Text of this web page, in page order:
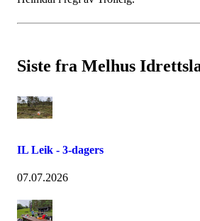
Siste fra Melhus
IL Leik - 3-dagers
07.07.2026